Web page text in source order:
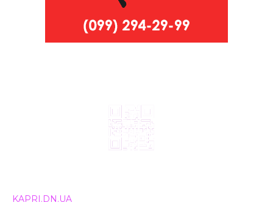
KAPRI.DN.UA